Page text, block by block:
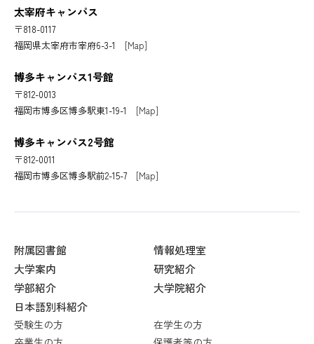
太宰府キャンパス
〒818-0117
福岡県太宰府市宰府6-3-1 [Map]
博多キャンパス1号館
〒812-0013
福岡市博多区博多駅東1-19-1 [Map]
博多キャンパス2号館
〒812-0011
福岡市博多区博多駅前2-15-7 [Map]
附属図書館
情報処理室
大学案内
研究紹介
学部紹介
大学院紹介
日本語別科紹介
受験生の方
在学生の方